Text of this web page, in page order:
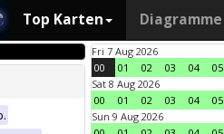
Top Karten Diagramme
Fri 7 Aug 2026
00
01 02 03 04 05
Sat 8 Aug 2026
00
01 02 03 04 05
Sun 9 Aug 2026